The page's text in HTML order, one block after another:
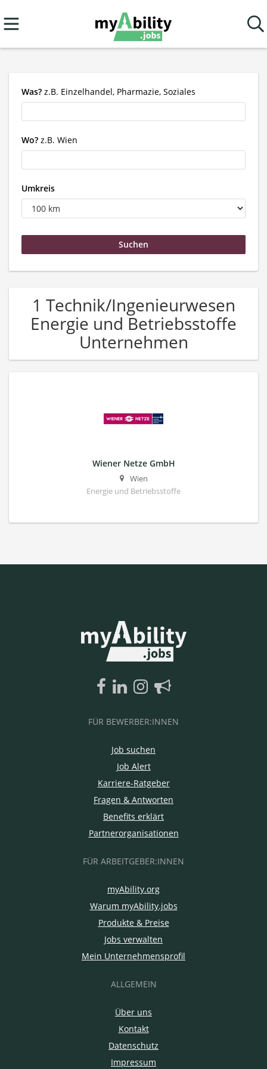
Was? z.B. Einzelhandel, Pharmazie, Soziales
Wo? z.B. Wien
Umkreis
1 Technik/Ingenieurwesen
Energie und Betriebsstoffe
Unternehmen
Wiener Netze GmbH
Wien
Energie und Betriebsstoffe
FÜR BEWERBER:INNEN
Job suchen
Job Alert
Karriere-Ratgeber
Fragen & Antworten
Benefits erklärt
Partnerorganisationen
FÜR ARBEITGEBER:INNEN
myAbility.org
Warum myAbility.jobs
Produkte & Preise
Jobs verwalten
Mein Unternehmensprofil
ALLGEMEIN
Über uns
Kontakt
Datenschutz
Impressum